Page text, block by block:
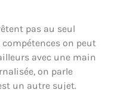
pas au seul
on peut
avec une main
on parle
un autre sujet.